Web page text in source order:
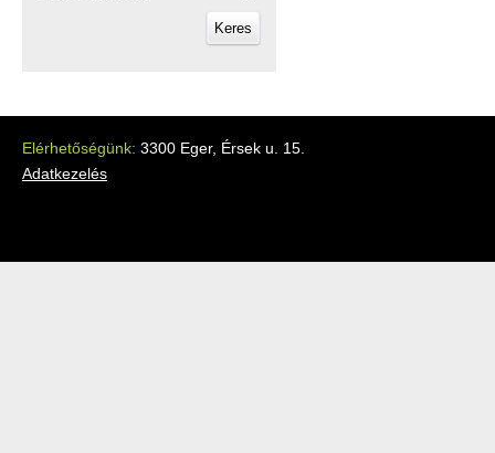
Elérhetőségünk: 3300 Eger, Érsek u. 15.
Adatkezelés